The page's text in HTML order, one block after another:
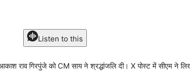
Listen to this
राव गिरपुंजे को CM साय ने श्रद्धांजलि दी। X पोस्ट में सीएम ने